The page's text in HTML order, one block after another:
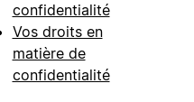
confidentialité
Vos droits en
matière de
confidentialité